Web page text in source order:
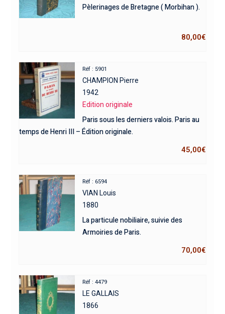
Pèlerinages de Bretagne ( Morbihan ).
80,00€
Réf : 5901
CHAMPION Pierre
1942
Edition originale
Paris sous les derniers valois. Paris au
temps de Henri III – Édition originale.
45,00€
Réf : 6594
VIAN Louis
1880
La particule nobiliaire, suivie des
Armoiries de Paris.
70,00€
Réf : 4479
LE GALLAIS
1866